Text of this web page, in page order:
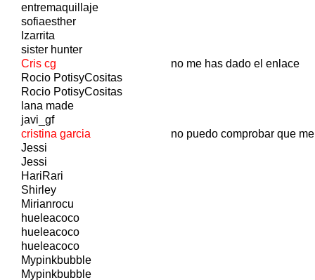
entremaquillaje
sofiaesther
Izarrita
sister hunter
Cris cg
no me has dado el enlace
Rocio PotisyCositas
Rocio PotisyCositas
lana made
javi_gf
cristina garcia
no puedo comprobar que
Jessi
Jessi
HariRari
Shirley
Mirianrocu
hueleacoco
hueleacoco
hueleacoco
Mypinkbubble
Mypinkbubble